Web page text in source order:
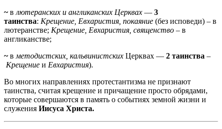
~в лютеранских и англиканских Церквах — 3
таинства: Крещение, Евхаристия, покаяние (без исповеди) – в
лютеранстве; Крещение, Евхаристия, священство – в
англиканстве;
~в методистских, кальвинистских Церквах — 2 таинства –
Крещение и Евхаристия).
Во многих направлениях протестантизма не признают
таинства, считая крещение и причащение просто обрядами,
которые совершаются в память о событиях земной жизни и
служения Иисуса Христа.